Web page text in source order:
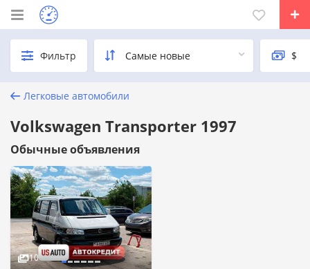
Фильтр
Легковые автомобили
Volkswagen Transporter 1997
Обычные объявления
10